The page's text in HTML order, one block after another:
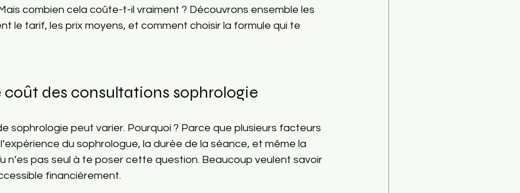
combien cela coûte-t-il vraiment ? Découvrons ensemble les
le tarif, les prix moyens, et comment choisir la formule qui te
coût des consultations sophrologie
sophrologie peut varier. Pourquoi ? Parce que plusieurs facteurs
du sophrologue, la durée de la séance, et même la
n’es pas seul à te poser cette question. Beaucoup veulent savoir
financièrement.